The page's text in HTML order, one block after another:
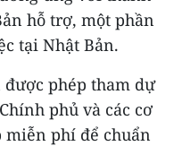
hỗ trợ, một phần
tại Nhật Bản.
phép tham dự
phủ và các cơ
miễn phí để chuẩn